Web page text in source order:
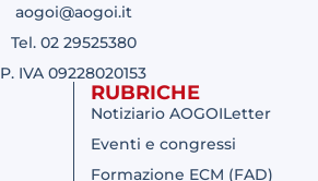
aogoi@aogoi.it
Tel. 02 29525380
P. IVA 09228020153
RUBRICHE
Notiziario AOGOILetter
Eventi e congressi
Formazione ECM (FAD)